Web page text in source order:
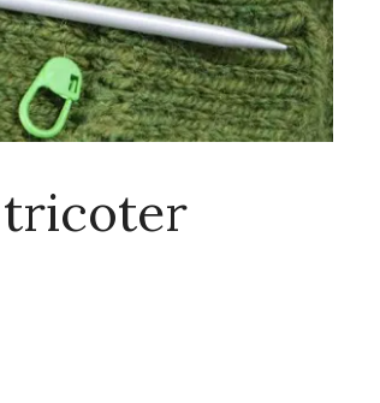
tricoter